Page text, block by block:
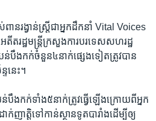
ស់​ពាន​រង្វាន់​ស្រ្តី​ជា​អ្នក​ដឹក​នាំ​ Vital Voices
រដ្ឋមន្ត្រី​ក្រសួង​ការបរទេស​សហរដ្ឋ​
ន់​បឹងកក់​ចំនួន​៤​នាក់​ផ្សេង​ទៀត​ត្រូវ​បាន​
ទ​នេះ។​
បឹងកក់​ទាំង​៥​នាក់​ត្រូវ​ធ្វើ​ឡើង​ក្រោយ​ពី​អ្នក​
ាត្តិ​ទៅ​កាន់​ស្ថានទូត​បារាំង​ដើម្បី​ឲ្យ​